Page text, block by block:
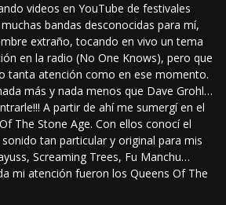
videos en YouTube de festivales
bandas desconocidas para mí,
extraño, tocando en vivo un tema
en la radio (No One Knows), pero que
tanta atención como en ese momento.
más y nada menos que Dave Grohl…
A partir de ahí me sumergí en el
The Stone Age. Con ellos conocí el
tan particular y original para mis
Screaming Trees, Fu Manchu…
mi atención fueron los Queens Of The